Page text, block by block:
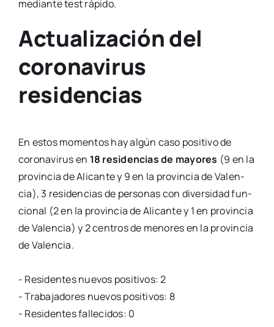
median­te test rápi­do.
Actualización del
coronavirus
residencias
En estos momen­tos hay algún caso posi­ti­vo de
coro­na­vi­rus en 18 resi­den­cias de mayo­res (9 en la
pro­vin­cia de Ali­can­te y 9 en la pro­vin­cia de Valen­
cia), 3 resi­den­cias de per­so­nas con diver­si­dad fun­
cio­nal (2 en la pro­vin­cia de Ali­can­te y 1 en pro­vin­cia
de Valen­cia) y 2 cen­tros de meno­res en la pro­vin­cia
de Valen­cia.
- Resi­den­tes nue­vos posi­ti­vos: 2
- Tra­ba­ja­do­res nue­vos posi­ti­vos: 8
- Resi­den­tes falle­ci­dos: 0